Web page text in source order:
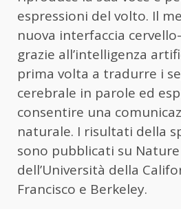
espressioni del volto. Il
nuova interfaccia
grazie all’intelligenza
prima volta a tradurre i
cerebrale in parole ed
consentire una
naturale. I risultati della
sono pubblicati su
dell’Università della
Francisco e Berkeley.